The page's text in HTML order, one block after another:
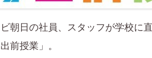
朝日の社員、スタッフが学校に
前授業」。